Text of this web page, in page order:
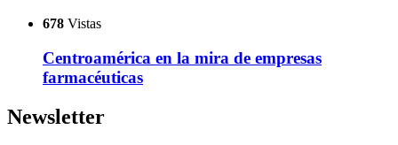
678 Vistas
Centroamérica en la mira de empresas
farmacéuticas
Newsletter